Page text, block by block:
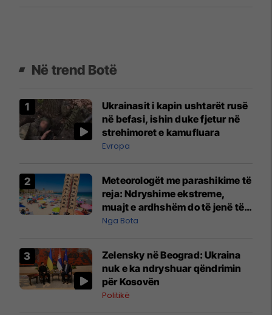
Në trend Botë
Ukrainasit i kapin ushtarët rusë
në befasi, ishin duke fjetur në
strehimoret e kamufluara
Evropa
Meteorologët me parashikime të
reja: Ndryshime ekstreme,
muajt e ardhshëm do të jenë të
pazakontë
Nga Bota
Zelensky në Beograd: Ukraina
nuk e ka ndryshuar qëndrimin
për Kosovën
Politikë